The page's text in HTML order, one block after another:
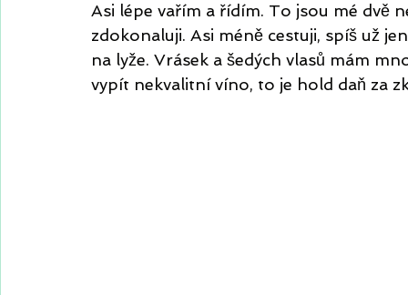
Asi lépe vařím a řídím. To jsou mé dvě
zdokonaluji. Asi méně cestuji, spíš už
na lyže. Vrásek a šedých vlasů mám
vypít nekvalitní víno, to je hold daň za